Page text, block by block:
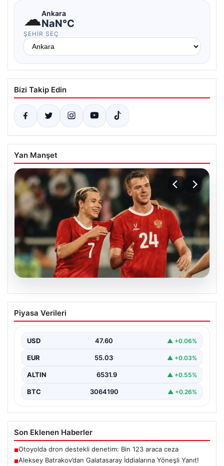
☁Ankara
NaN°C
ŞEHIR SEÇ
Bizi Takip Edin
Yan Manşet
05.08.2026
Aleksey Batrakov’dan Galatasaray
İddialarına Yöneşli Yanıt!
genç futbolcu Aleksey Batrakov, adı Galatasaray ile…
Piyasa Verileri
USD 47.60 ▲ +0.06%
EUR 55.03 ▲ +0.03%
ALTIN 6531.9 ▲ +0.55%
BTC 3064190 ▲ +0.26%
Son Eklenen Haberler
■Otoyolda dron destekli denetim: Bin 123 araca ceza
■Aleksey Batrakov’dan Galatasaray İddialarına Yöneşli Yanıt!